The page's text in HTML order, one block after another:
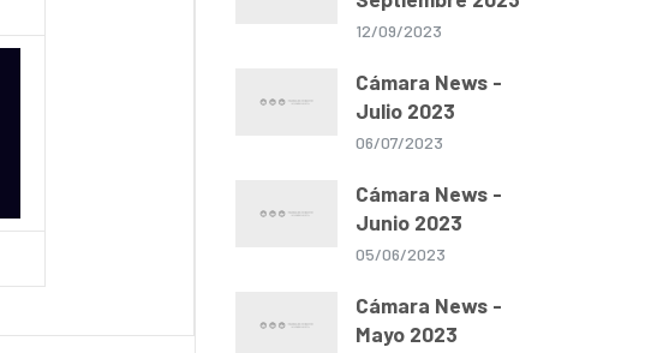
12/09/2023
Cámara News -
Julio 2023
06/07/2023
Cámara News -
Junio 2023
05/06/2023
Cámara News -
Mayo 2023